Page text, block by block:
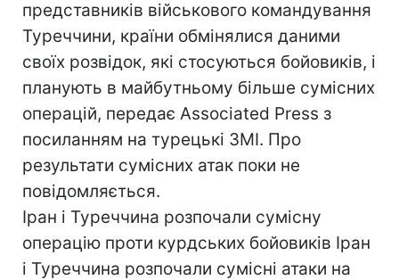
представників військового командування
Туреччини, країни обмінялися даними
своїх розвідок, які стосуються бойовиків, і
планують в майбутньому більше сумісних
операцій, передає Associated Press з
посиланням на турецькі ЗМІ. Про
результати сумісних атак поки не
повідомляється.
Іран і Туреччина розпочали сумісну
операцію проти курдських бойовиків Іран
і Туреччина розпочали сумісні атаки на